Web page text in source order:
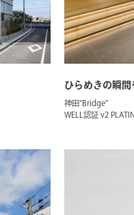
ひらめきの瞬間
神田“Bridge”
WELL認証 v2